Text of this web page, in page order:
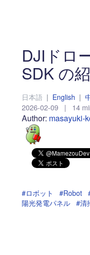
DJIドロ
SDK の
日本語 | English |
2026-02-09 | 14
Author: masayuki-
#ロボット #Robot
陽光発電パネル #清